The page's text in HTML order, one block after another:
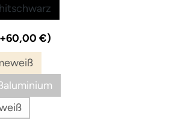
€)
Option ist zurzeit nicht verfügbar.)
Option ist zurzeit nicht verfügbar.)